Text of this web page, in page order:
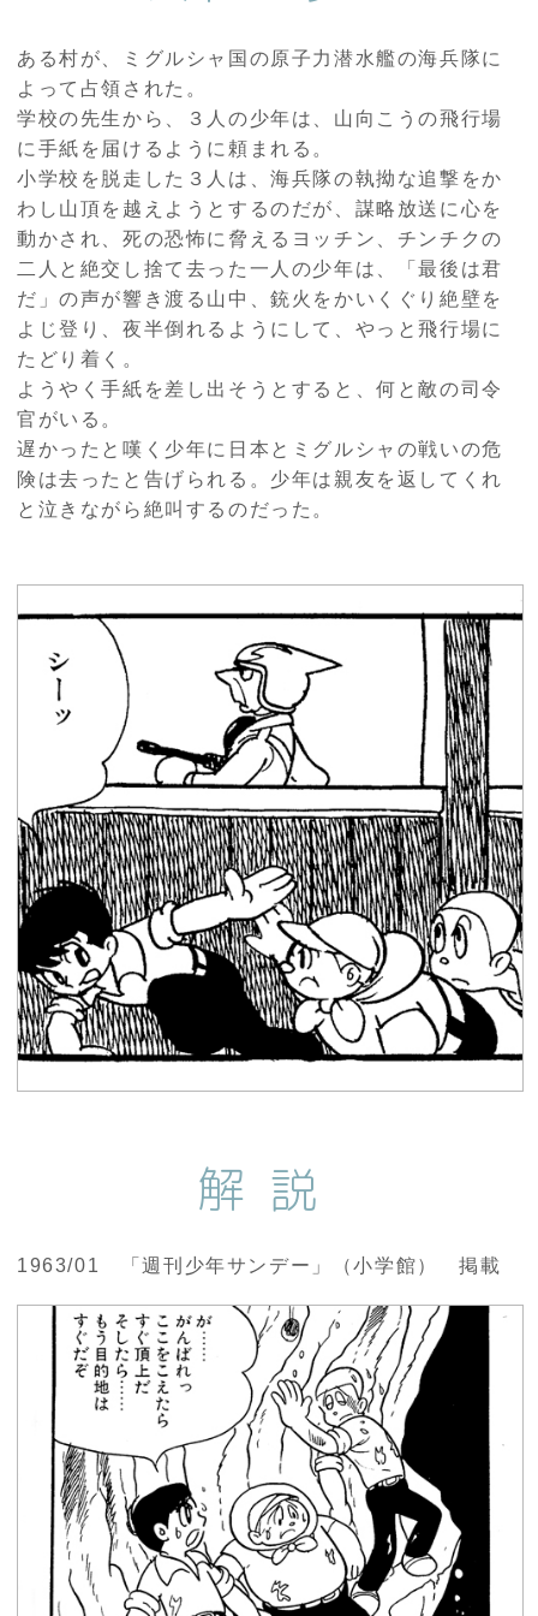
ある村が、ミグルシャ国の原子力潜水艦の海兵隊に
よって占領された。
学校の先生から、３人の少年は、山向こうの飛行場
に手紙を届けるように頼まれる。
小学校を脱走した３人は、海兵隊の執拗な追撃をか
わし山頂を越えようとするのだが、謀略放送に心を
動かされ、死の恐怖に脅えるヨッチン、チンチクの
二人と絶交し捨て去った一人の少年は、「最後は君
だ」の声が響き渡る山中、銃火をかいくぐり絶壁を
よじ登り、夜半倒れるようにして、やっと飛行場に
たどり着く。
ようやく手紙を差し出そうとすると、何と敵の司令
官がいる。
遅かったと嘆く少年に日本とミグルシャの戦いの危
険は去ったと告げられる。少年は親友を返してくれ
と泣きながら絶叫するのだった。
解説
1963/01 「週刊少年サンデー」（小学館） 掲載